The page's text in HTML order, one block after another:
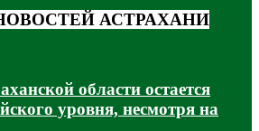
АСТРАХАНИ
области остается
уровня, несмотря на